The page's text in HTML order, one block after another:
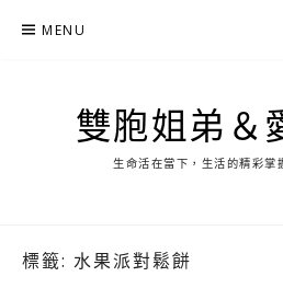
MENU
雙胞姐弟＆
生命活在當下，生活的精彩掌
標籤: 水果派對鬆餅